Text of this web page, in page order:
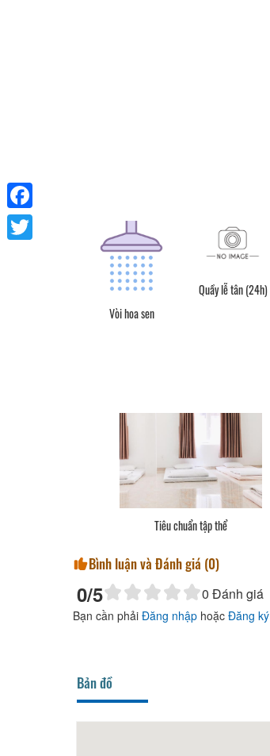
Vòi hoa sen
Quầy lễ tân (24h)
Tiêu chuẩn tập thể
Bình luận và Đánh giá (0)
0/5 0 Đánh giá
Bạn cần phải Đăng nhập hoặc Đăng ký
Bản đồ
Facebook